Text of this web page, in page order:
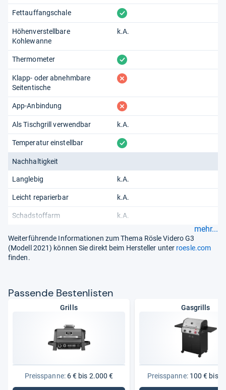
Fettauffangschale vorhanden
Höhenverstellbare
Kohlewanne
k.A.
Thermometer vorhanden
Klapp- oder abnehmbare
Seitentische
fehlt
App-Anbindung fehlt
Als Tischgrill verwendbar k.A.
Temperatur einstellbar vorhanden
Nachhaltigkeit
Langlebig k.A.
Leicht reparierbar k.A.
Schadstoffarm k.A.
mehr...
Weiterführende Informationen zum Thema Rösle Videro G3
(Modell 2021) können Sie direkt beim Hersteller unter roesle.com
finden.
Pas­sende Bes­ten­lis­ten
Grills
Preisspanne:6 € bis 2.000 €
Gasgrills
Preisspanne:100 € bis